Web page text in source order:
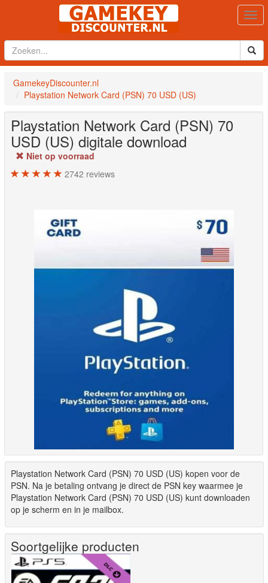
GamekeyDiscounter.nl
Playstation Network Card (PSN) 70 USD (US)
Playstation Network Card (PSN) 70
USD (US) digitale download
Niet op voorraad
2742 reviews
Playstation Network Card (PSN) 70 USD (US) kopen voor de
PSN. Na je betaling ontvang je direct de PSN key waarmee je
Playstation Network Card (PSN) 70 USD (US) kunt downloaden
op je scherm en in je mailbox.
Soortgelijke producten